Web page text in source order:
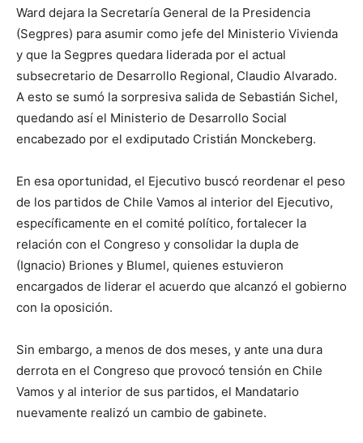
Ward dejara la Secretaría General de la Presidencia
(Segpres) para asumir como jefe del Ministerio Vivienda
y que la Segpres quedara liderada por el actual
subsecretario de Desarrollo Regional, Claudio Alvarado.
A esto se sumó la sorpresiva salida de Sebastián Sichel,
quedando así el Ministerio de Desarrollo Social
encabezado por el exdiputado Cristián Monckeberg.
En esa oportunidad, el Ejecutivo buscó reordenar el peso
de los partidos de Chile Vamos al interior del Ejecutivo,
específicamente en el comité político, fortalecer la
relación con el Congreso y consolidar la dupla de
(Ignacio) Briones y Blumel, quienes estuvieron
encargados de liderar el acuerdo que alcanzó el gobierno
con la oposición.
Sin embargo, a menos de dos meses, y ante una dura
derrota en el Congreso que provocó tensión en Chile
Vamos y al interior de sus partidos, el Mandatario
nuevamente realizó un cambio de gabinete.